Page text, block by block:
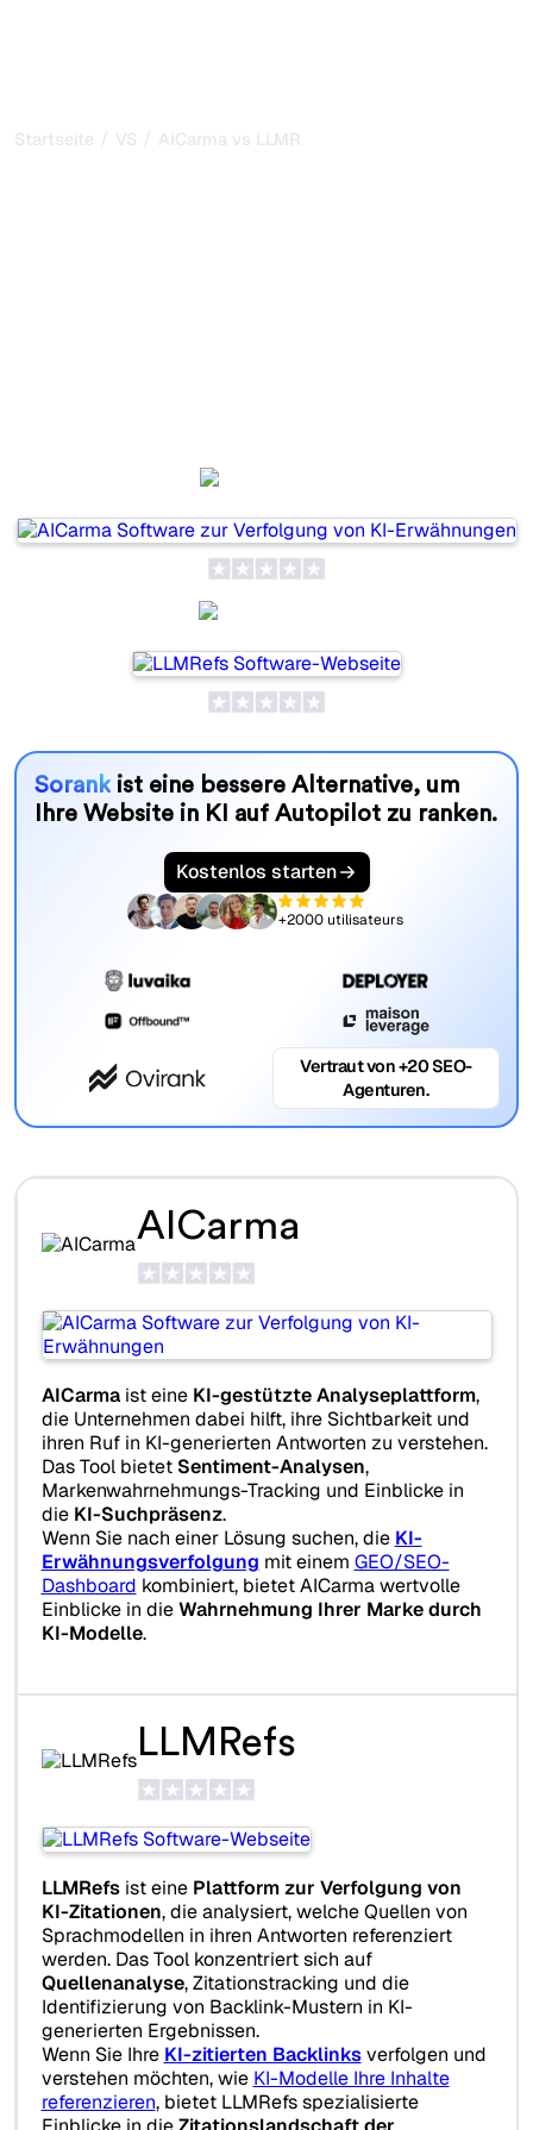
Startseite / VS / AICarma vs LLMRefs
Sorankist eine bessere Alternative, um
Ihre Website in KI auf Autopilot zu ranken.
Kostenlos starten
+2000 utilisateurs
Vertraut von +20 SEO-
Agenturen.
AICarma
AICarmaist eine KI-gestützte Analyseplattform,
die Unternehmen dabei hilft, ihre Sichtbarkeit und
ihren Ruf in KI-generierten Antworten zu verstehen.
Das Tool bietet Sentiment-Analysen,
Markenwahrnehmungs-Tracking und Einblicke in
die KI-Suchpräsenz.
Wenn Sie nach einer Lösung suchen, die KI-
Erwähnungsverfolgung mit einem GEO/SEO-
Dashboard kombiniert, bietet AICarma wertvolle
Einblicke in dieWahrnehmung Ihrer Marke durch
KI-Modelle.
LLMRefs
LLMRefsist eine Plattform zur Verfolgung von
KI-Zitationen, die analysiert, welche Quellen von
Sprachmodellen in ihren Antworten referenziert
werden. Das Tool konzentriert sich auf
Quellenanalyse, Zitationstracking und die
Identifizierung von Backlink-Mustern in KI-
generierten Ergebnissen.
Wenn Sie Ihre KI-zitierten Backlinksverfolgen und
verstehen möchten, wie KI-Modelle Ihre Inhalte
referenzieren, bietet LLMRefs spezialisierte